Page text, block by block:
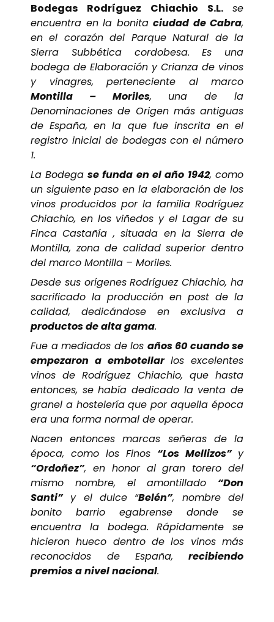
Bodegas Rodríguez Chiachio S.L. se
encuentra en la bonita ciudad de Cabra,
en el corazón del Parque Natural de la
Sierra Subbética cordobesa. Es una
bodega de Elaboración y Crianza de vinos
y vinagres, perteneciente al marco
Montilla – Moriles, una de la
Denominaciones de Origen más antiguas
de España, en la que fue inscrita en el
registro inicial de bodegas con el número
1.
La Bodega se funda en el año 1942, como
un siguiente paso en la elaboración de los
vinos producidos por la familia Rodríguez
Chiachio, en los viñedos y el Lagar de su
Finca Castañía , situada en la Sierra de
Montilla, zona de calidad superior dentro
del marco Montilla – Moriles.
Desde sus orígenes Rodríguez Chiachio, ha
sacrificado la producción en post de la
calidad, dedicándose en exclusiva a
productos de alta gama.
Fue a mediados de los años 60 cuando se
empezaron a embotellarlos excelentes
vinos de Rodríguez Chiachio, que hasta
entonces, se había dedicado la venta de
granel a hostelería que por aquella época
era una forma normal de operar.
Nacen entonces marcas señeras de la
época, como los Finos “Los Mellizos” y
“Ordoñez”, en honor al gran torero del
mismo nombre, el amontillado “Don
Santi”y el dulce “Belén”, nombre del
bonito barrio egabrense donde se
encuentra la bodega. Rápidamente se
hicieron hueco dentro de los vinos más
reconocidos de España, recibiendo
premios a nivel nacional.